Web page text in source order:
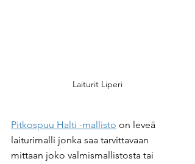
Laiturit Liperi
Pitkospuu Halti -mallisto on leveä
laiturimalli jonka saa tarvittavaan
mittaan joko valmismallistosta tai